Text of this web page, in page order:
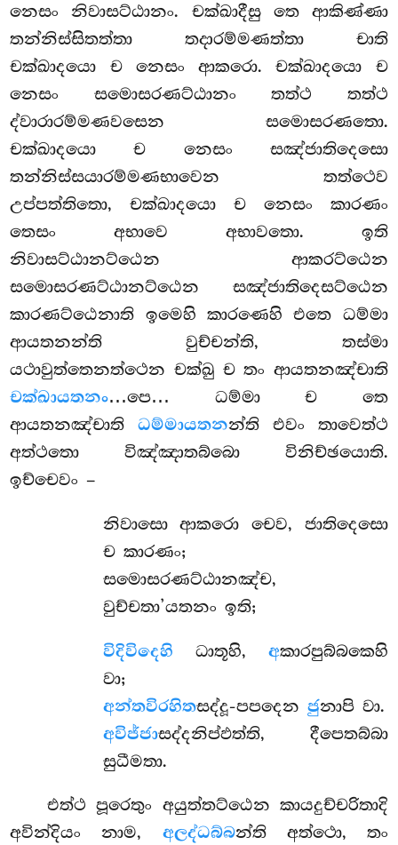
නෙසං නිවාසට්ඨානං. චක්ඛාදීසු තෙ ආකිණ්ණා
තන්නිස්සිතත්තා තදාරම්මණත්තා චාති
චක්ඛාදයො ච නෙසං ආකරො. චක්ඛාදයො ච
නෙසං සමොසරණට්ඨානං තත්ථ තත්ථ
ද්වාරාරම්මණවසෙන සමොසරණතො.
චක්ඛාදයො ච නෙසං සඤ්ජාතිදෙසො
තන්නිස්සයාරම්මණභාවෙන තත්ථෙව
උප්පත්තිතො, චක්ඛාදයො ච නෙසං කාරණං
තෙසං අභාවෙ අභාවතො. ඉති
නිවාසට්ඨානට්ඨෙන ආකරට්ඨෙන
සමොසරණට්ඨානට්ඨෙන සඤ්ජාතිදෙසට්ඨෙන
කාරණට්ඨෙනාති ඉමෙහි කාරණෙහි එතෙ ධම්මා
ආයතනන්ති වුච්චන්ති, තස්මා
යථාවුත්තෙනත්ථෙන චක්ඛු ච තං ආයතනඤ්චාති
චක්ඛායතනං…පෙ… ධම්මා ච තෙ
ආයතනඤ්චාතිධම්මායතනන්ති එවං තාවෙත්ථ
අත්ථතො විඤ්ඤාතබ්බො විනිච්ඡයොති.
ඉච්චෙවං –
නිවාසො ආකරො චෙව, ජාතිදෙසො
ච කාරණං;
සමොසරණට්ඨානඤ්ච,
වුච්චතා’යතනං ඉති;
විදිවිදෙහි ධාතූහි, අකාරපුබ්බකෙහි
වා;
අන්තවිරහිතසද්දූ-පපදෙන ජුනාපි වා.
අවිජ්ජාසද්දනිප්ඵත්ති, දීපෙතබ්බා
සුධීමතා.
එත්ථ පූරෙතුං අයුත්තට්ඨෙන කායදුච්චරිතාදි
අවින්දියං නාම, අලද්ධබ්බන්ති අත්ථො, තං